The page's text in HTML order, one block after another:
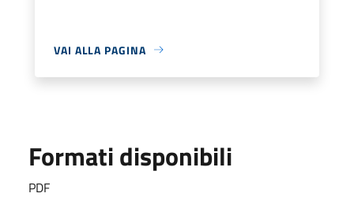
VAI ALLA PAGINA
Formati disponibili
PDF